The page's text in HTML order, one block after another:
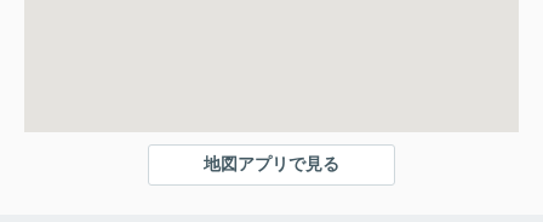
地図アプリで見る